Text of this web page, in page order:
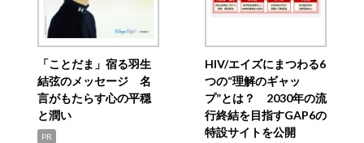
「ことだま」宿る羽生
結弦のメッセージ 名
言がもたらす心の平穏
と潤い
PR
HIV/エイズにまつわる6
つの“理解のギャッ
プ”とは？ 2030年の流
行終結を目指すGAP6の
特設サイトを公開